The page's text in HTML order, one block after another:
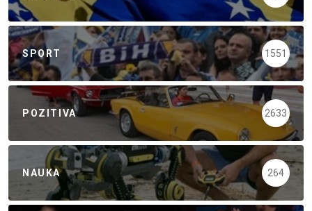
SPORT 1551
POZITIVA 2633
NAUKA 264